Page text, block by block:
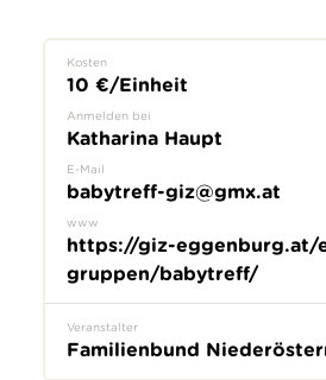
Kosten
10 €/Einheit
Anmelden bei
Katharina Haupt
E-Mail
babytreff-giz@gmx.at
www
https://giz-eggenburg.at/
gruppen/babytreff/
Veranstalter
Familienbund